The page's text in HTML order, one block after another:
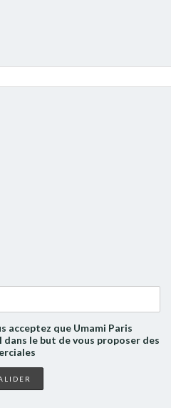
acceptez que Umami Paris
le but de vous proposer des